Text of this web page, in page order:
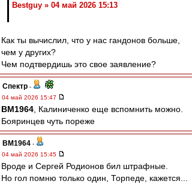
Bestguy » 04 май 2026 15:13
Как ты вычислил, что у нас гандонов больше,
чем у других?
Чем подтвердишь это свое заявление?
Спектр -
04 май 2026 15:47
BM1964 , Калиниченко еще вспомнить можно.
Бояринцев чуть пореже
BM1964 -
04 май 2026 15:45
Вроде и Сергей Родионов бил штрафные.
Но гол помню только один, Торпеде, кажется...